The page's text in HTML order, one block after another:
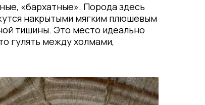
«бархатные». Порода здесь
накрытыми мягким плюшевым
тишины. Это место идеально
гулять между холмами,